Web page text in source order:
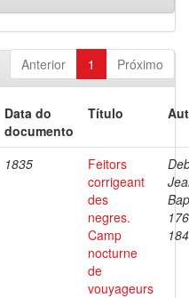
Anterior 1 Próximo
Data do
documento
Título
1835
Feitors
corrigeant
des
negres.
Camp
nocturne
de
vouyageurs